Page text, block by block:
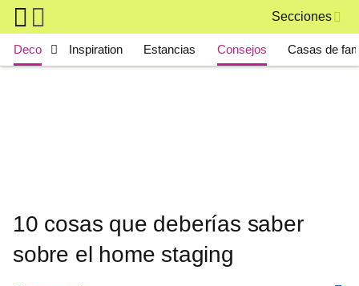
Skip to main content
Secciones
Main navigation
Deco Inspiration Estancias Consejos Casas de
10 cosas que deberías saber
sobre el home staging